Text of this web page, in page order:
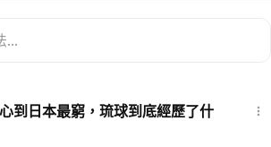
到日本最窮，琉球到底經歷了什